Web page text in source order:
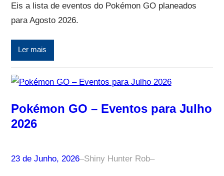
Eis a lista de eventos do Pokémon GO planeados
para Agosto 2026.
Ler mais
Pokémon GO – Eventos para Julho
2026
23 de Junho, 2026–Shiny Hunter Rob–